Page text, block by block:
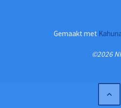
Gemaakt met
©2026